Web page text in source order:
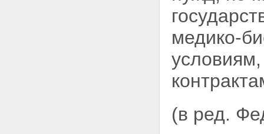
медико-
(в ред.